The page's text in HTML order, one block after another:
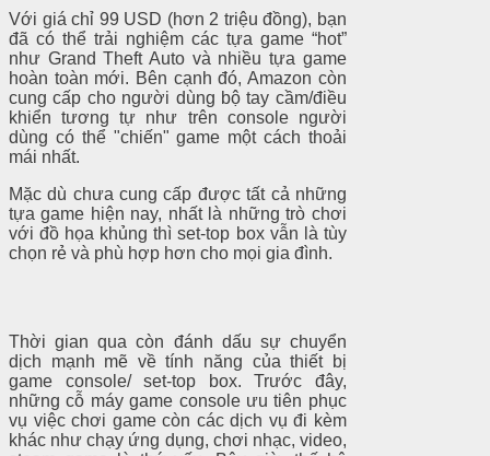
Với giá chỉ 99 USD (hơn 2 triệu đồng), bạn
đã có thể trải nghiệm các tựa game “hot”
như Grand Theft Auto và nhiều tựa game
hoàn toàn mới. Bên cạnh đó, Amazon còn
cung cấp cho người dùng bộ tay cầm/điều
khiển tương tự như trên console người
dùng có thể "chiến" game một cách thoải
mái nhất.
Mặc dù chưa cung cấp được tất cả những
tựa game hiện nay, nhất là những trò chơi
với đồ họa khủng thì set-top box vẫn là tùy
chọn rẻ và phù hợp hơn cho mọi gia đình.
Thời gian qua còn đánh dấu sự chuyển
dịch mạnh mẽ về tính năng của thiết bị
game console/ set-top box. Trước đây,
những cỗ máy game console ưu tiên phục
vụ việc chơi game còn các dịch vụ đi kèm
khác như chạy ứng dụng, chơi nhạc, video,